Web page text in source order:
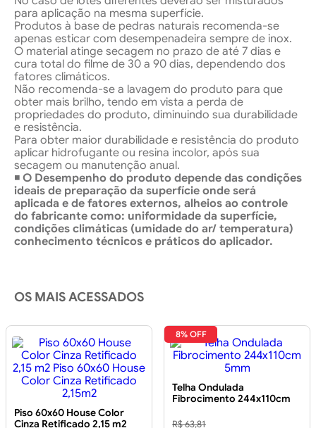
para aplicação na mesma superfície.
Produtos à base de pedras naturais recomenda-se
apenas esticar com desempenadeira sempre de inox.
O material atinge secagem no prazo de até 7 dias e
cura total do filme de 30 a 90 dias, dependendo dos
fatores climáticos.
Não recomenda-se a lavagem do produto para que
obter mais brilho, tendo em vista a perda de
propriedades do produto, diminuindo sua durabilidade
e resistência.
Para obter maior durabilidade e resistência do produto
aplicar hidrofugante ou resina incolor, após sua
secagem ou manutenção anual.
◾ O Desempenho do produto depende das condições
ideais de preparação da superfície onde será
aplicada e de fatores externos, alheios ao controle
do fabricante como: uniformidade da superfície,
condições climáticas (umidade do ar/ temperatura)
conhecimento técnicos e práticos do aplicador.
OS MAIS ACESSADOS
Piso 60x60 House Color
Cinza Retificado 2,15 m2
8% OFF
Telha Ondulada
Fibrocimento 244x110cm
R$ 63,81